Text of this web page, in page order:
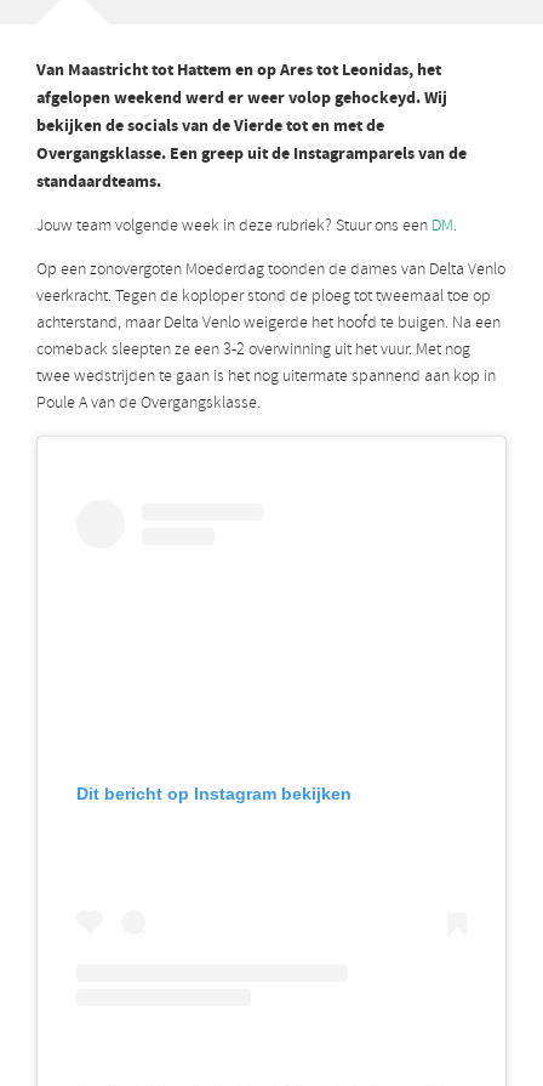
Van Maastricht tot Hattem en op Ares tot Leonidas, het
afgelopen weekend werd er weer volop gehockeyd. Wij
bekijken de socials van de Vierde tot en met de
Overgangsklasse. Een greep uit de Instagramparels van de
standaardteams.
Jouw team volgende week in deze rubriek? Stuur ons een DM.
Op een zonovergoten Moederdag toonden de dames van Delta Venlo
veerkracht. Tegen de koploper stond de ploeg tot tweemaal toe op
achterstand, maar Delta Venlo weigerde het hoofd te buigen. Na een
comeback sleepten ze een 3-2 overwinning uit het vuur. Met nog
twee wedstrijden te gaan is het nog uitermate spannend aan kop in
Poule A van de Overgangsklasse.
Dit bericht op Instagram bekijken